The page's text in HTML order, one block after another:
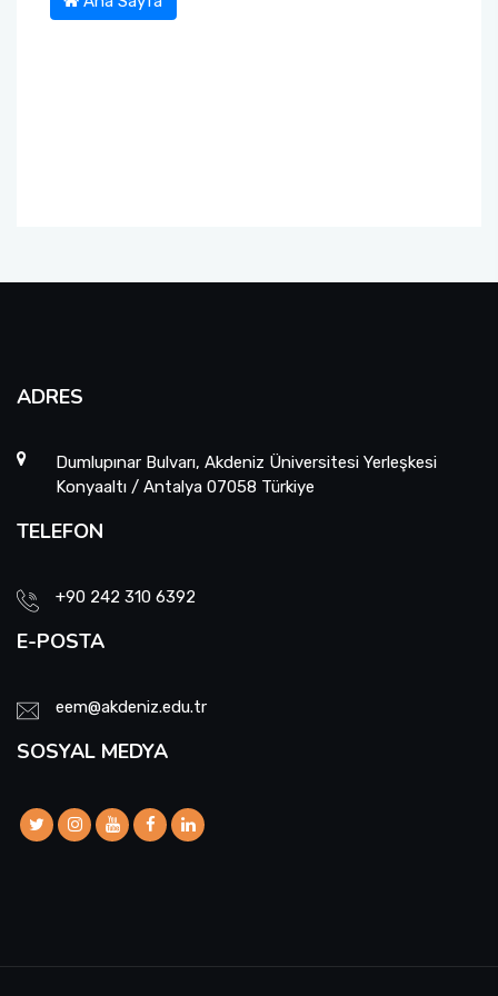
ADRES
Dumlupınar Bulvarı, Akdeniz Üniversitesi Yerleşkesi
Konyaaltı / Antalya 07058 Türkiye
TELEFON
+90 242 310 6392
E-POSTA
eem@akdeniz.edu.tr
SOSYAL MEDYA